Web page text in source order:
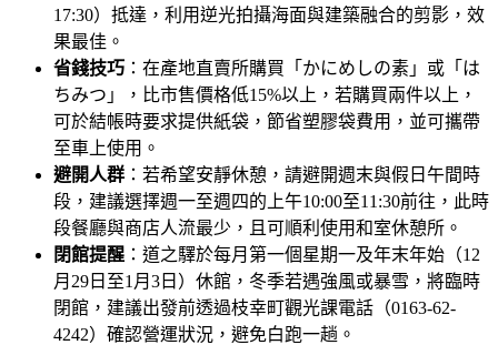
17:30）抵達，利用逆光拍攝海面與建築融合的剪影，效
果最佳。
省錢技巧 ：在產地直賣所購買「かにめしの素」或「は
ちみつ」，比市售價格低15%以上，若購買兩件以上，
可於結帳時要求提供紙袋，節省塑膠袋費用，並可攜帶
至車上使用。
避開人群 ：若希望安靜休憩，請避開週末與假日午間時
段，建議選擇週一至週四的上午10:00至11:30前往，此時
段餐廳與商店人流最少，且可順利使用和室休憩所。
閉館提醒 ：道之驛於每月第一個星期一及年末年始（12
月29日至1月3日）休館，冬季若遇強風或暴雪，將臨時
閉館，建議出發前透過枝幸町觀光課電話（0163-62-
4242）確認營運狀況，避免白跑一趟。